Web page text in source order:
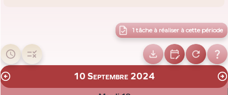
 1 tâche à réaliser à cette période
     
 10 Septembre 2024 